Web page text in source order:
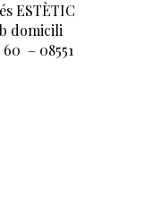
ESTÈTIC
domicili
– 08551